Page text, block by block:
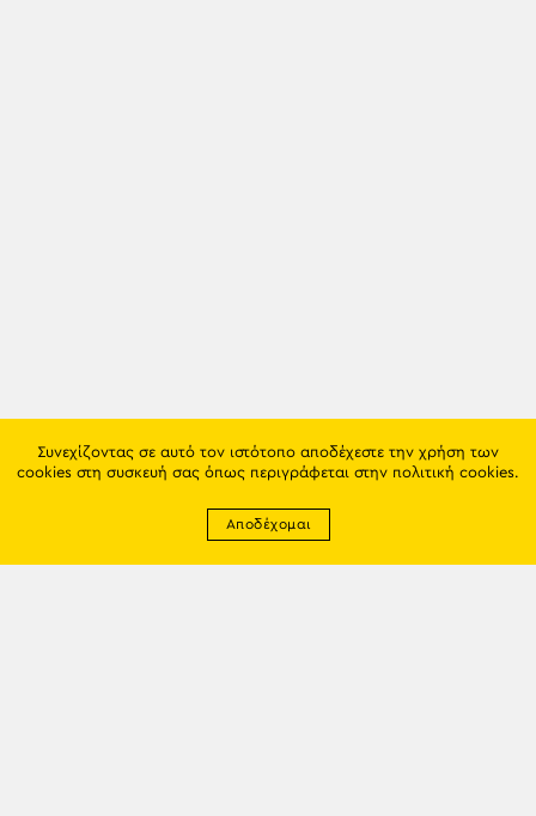
Συνεχίζοντας σε αυτό τον ιστότοπο αποδέχεστε την χρήση των
cookies στη συσκευή σας όπως περιγράφεται στην πολιτική cookies.
Αποδέχομαι